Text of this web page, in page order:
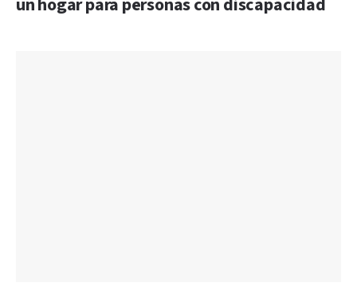
un hogar para personas con discapacidad